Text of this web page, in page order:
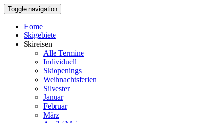
Toggle navigation
Home
Skigebiete
Skireisen
Alle Termine
Individuell
Skiopenings
Weihnachtsferien
Silvester
Januar
Februar
März